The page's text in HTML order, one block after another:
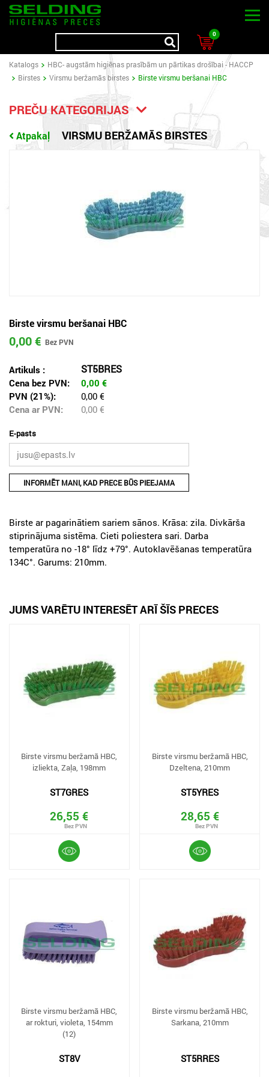
0
Katalogs
HBC- augstām higiēnas prasībām un pārtikas drošībai - HACCP
Birstes
Virsmu beržamās birstes Birste virsmu beršanai HBC
PREČU KATEGORIJAS
Atpakaļ VIRSMU BERŽAMĀS BIRSTES
Birste virsmu beršanai HBC
0,00 €
Artikuls : ST5BRES
Cena bez PVN: 0,00 €
PVN (21%):
0,00 €
Cena ar PVN:
0,00 €
E-pasts
INFORMĒT MANI, KAD PRECE BŪS PIEEJAMA
Birste ar pagarinātiem sariem sānos. Krāsa: zila. Divkārša
stiprinājuma sistēma. Cieti poliestera sari. Darba
temperatūra no -18° līdz +79°. Autoklavēšanas temperatūra
134C°. Garums: 210mm.
JUMS VARĒTU INTERESĒT ARĪ ŠĪS PRECES
Birste virsmu beržamā HBC,
izliekta, Zaļa, 198mm
ST7GRES
26,55 €
Birste virsmu beržamā HBC,
Dzeltena, 210mm
ST5YRES
28,65 €
Birste virsmu beržamā HBC,
ar rokturi, violeta, 154mm
(12)
ST8V
Birste virsmu beržamā HBC,
Sarkana, 210mm
ST5RRES